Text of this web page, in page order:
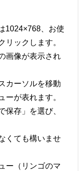
1024×768、お使
リックします。
画像が表示され
カーソルを移動
ーが表れます。
保存」を選び、
くても構いませ
ー（リンゴのマ